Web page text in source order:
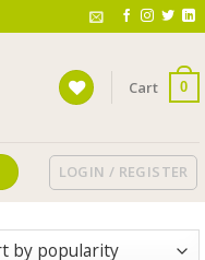
Cart 0
LOGIN / REGISTER